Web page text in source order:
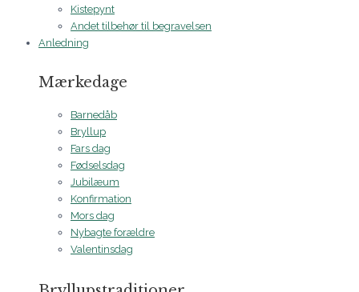
Kistepynt
Andet tilbehør til begravelsen
Anledning
Mærkedage
Barnedåb
Bryllup
Fars dag
Fødselsdag
Jubilæum
Konfirmation
Mors dag
Nybagte forældre
Valentinsdag